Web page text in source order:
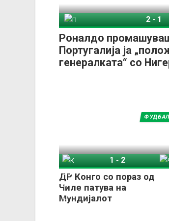
Роналдо
Португалија ја
генералката“ со
2-1
ДР Конго со пораз од
Чиле патува на
Мундијалот
ФУДБАЛ
1-2